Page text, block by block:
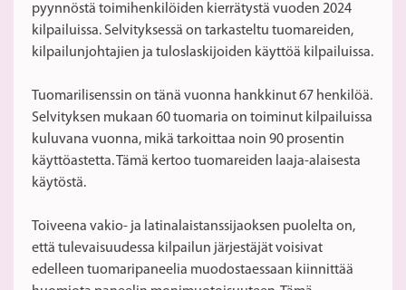
pyynnöstä toimihenkilöiden kierrätystä vuoden 2024
kilpailuissa. Selvityksessä on tarkasteltu tuomareiden,
kilpailunjohtajien ja tuloslaskijoiden käyttöä kilpailuissa.
Tuomarilisenssin on tänä vuonna hankkinut 67 henkilöä.
Selvityksen mukaan 60 tuomaria on toiminut kilpailuissa
kuluvana vuonna, mikä tarkoittaa noin 90 prosentin
käyttöastetta. Tämä kertoo tuomareiden laaja-alaisesta
käytöstä.
Toiveena vakio- ja latinalaistanssijaoksen puolelta on,
että tulevaisuudessa kilpailun järjestäjät voisivat
edelleen tuomaripaneelia muodostaessaan kiinnittää